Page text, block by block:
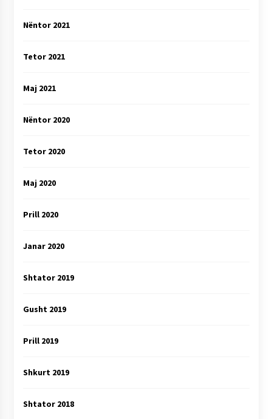
Nëntor 2021
Tetor 2021
Maj 2021
Nëntor 2020
Tetor 2020
Maj 2020
Prill 2020
Janar 2020
Shtator 2019
Gusht 2019
Prill 2019
Shkurt 2019
Shtator 2018